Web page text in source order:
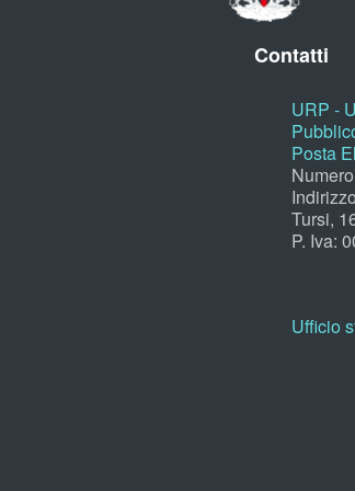
Contatti
URP -
Posta
Tursi,
P. Iva:
Ufficio